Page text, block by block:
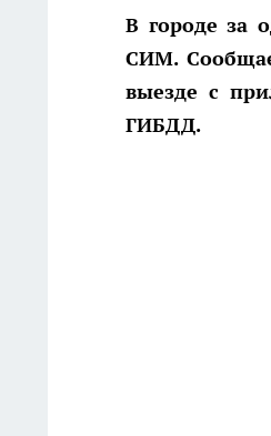
В городе за
СИМ.
выезде с
ГИБДД.